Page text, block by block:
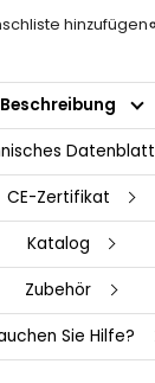
hinzufügen
Beschreibung
Datenblatt
CE-Zertifikat
Katalog
Zubehör
Sie Hilfe?